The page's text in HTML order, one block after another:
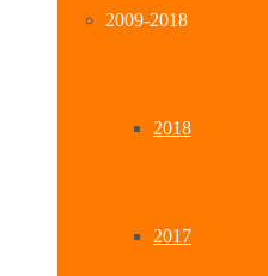
2009-2018
2018
2017